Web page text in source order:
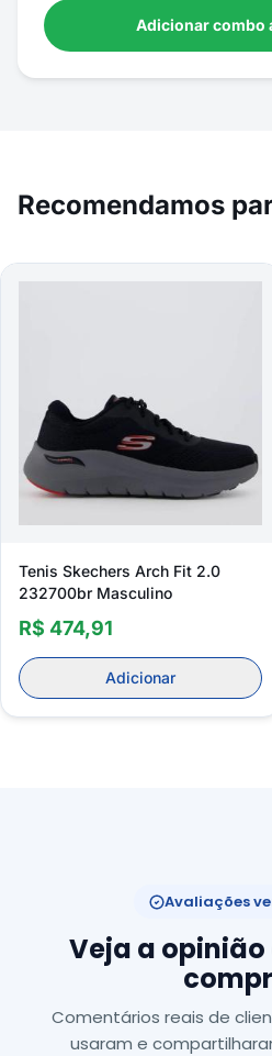
Adicionar combo
Recomendamos
Tenis Skechers Arch Fit 2.0
232700br Masculino
R$ 474,91
Adicionar
Avaliações
Veja a
Comentários reais de
usaram e